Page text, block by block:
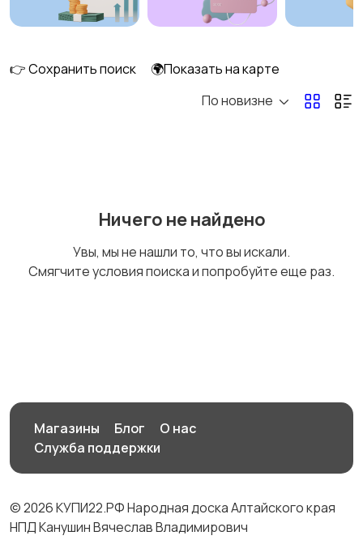
аккумуляторы
👉 Сохранить поиск
🌍Показать на карте
По новизне
Ничего не найдено
Увы, мы не нашли то, что вы искали.
Смягчите условия поиска и попробуйте еще раз.
Магазины Блог
О нас
Служба поддержки
© 2026 КУПИ22.РФ Народная доска Алтайского края
НПД Канушин Вячеслав Владимирович